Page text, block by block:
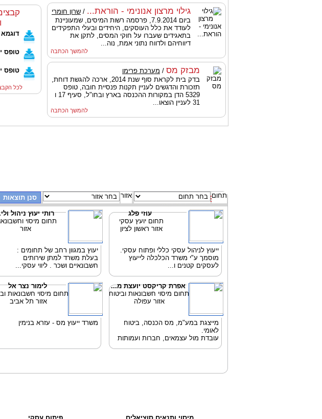
גילוי מרצון אנונימי - הוראת... / שרון חומרי
ביום 7.9.2014, פרסמה רשות המיסים, שמעוניינת
לעודד את כלל העוסקים, היחידים ובעלי התפקידים
בתאגידים שעברו על חוקי המסים, לתקן את
דיווחיהם ולדווח נתוני אמת, נוה...
להמשך הכתבה
מבזק מס / מערכת פרימו
בדק בית לקראת סוף שנת 2014, ארכה להגשת דוחת,
תזכורת והדגשים לעניין תקנות פנסיית חובה, טופס
5329 הדן במקורות ההכנסה בארץ ובחו"ל, סעיף 17 ו
31 לעניין הוצאו...
להמשך הכתבה
טופס
טופס
לכל
תחום אזור
עוזי פלג
תחום יועץ עסקי
אזור ראשון לציון
ייעוץ לניהול עסקי כללי ופתוח עסקי.
מוסמך ע"י משרד הכלכלה לייעוץ
לעסקים קטנים ו...
רותי יעוץ ניהול
תחום מיסוי
אזור
יעוץ במגוון רחב של תחומים :
בעלת משרד למתן שירותים
חשבונאיים ושכר . ליווי עסקי...
אפרת קריקסט יועצת מ...
תחום מיסוי חשבונאות וביטוח
אזור עפולה
מייצגת במע"מ, מס הכנסה, ביטוח
לאומי.
עובדת מול עצמאים, חברות ועמותות
לימור נצר אל
תחום מיסוי חשבונאות
אזור תל אביב
משרד ייעוץ מס - עזרא בנימין